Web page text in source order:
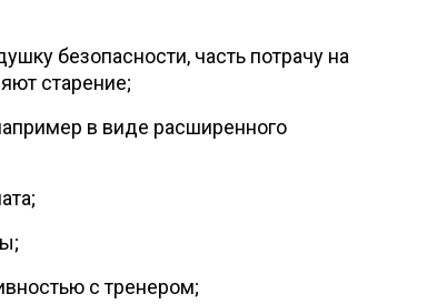
безопасности, часть потрачу на
старение;
в виде расширенного
с тренером;